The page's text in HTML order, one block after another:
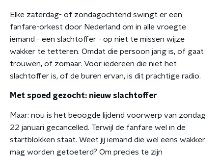
Elke zaterdag- of zondagochtend swingt er een
fanfare-orkest door Nederland om in alle vroegte
iemand - een slachtoffer - op niet te missen wijze
wakker te tetteren. Omdat die persoon jarig is, of gaat
trouwen, of zomaar. Voor iedereen die niet het
slachtoffer is, of de buren ervan, is dit prachtige radio.
Met spoed gezocht: nieuw slachtoffer
Maar: nou is het beoogde lijdend voorwerp van zondag
22 januari gecancelled. Terwijl de fanfare wel in de
startblokken staat. Weet jij iemand die wel eens wakker
mag worden getoeterd? Om precies te zijn